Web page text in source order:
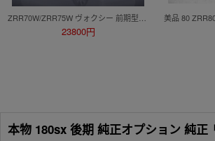
23800円
本物 180sx 後期 純正オプション 純